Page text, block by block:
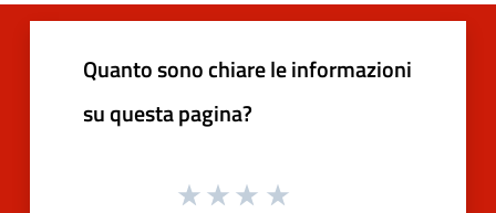
Quanto sono chiare le informazioni
su questa pagina?